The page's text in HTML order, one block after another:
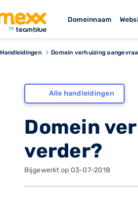
Domeinnaam
Handleidingen Domein verhuizing
Alle handleidingen
Domein
verder?
Bijgewerkt op 03-07-2018